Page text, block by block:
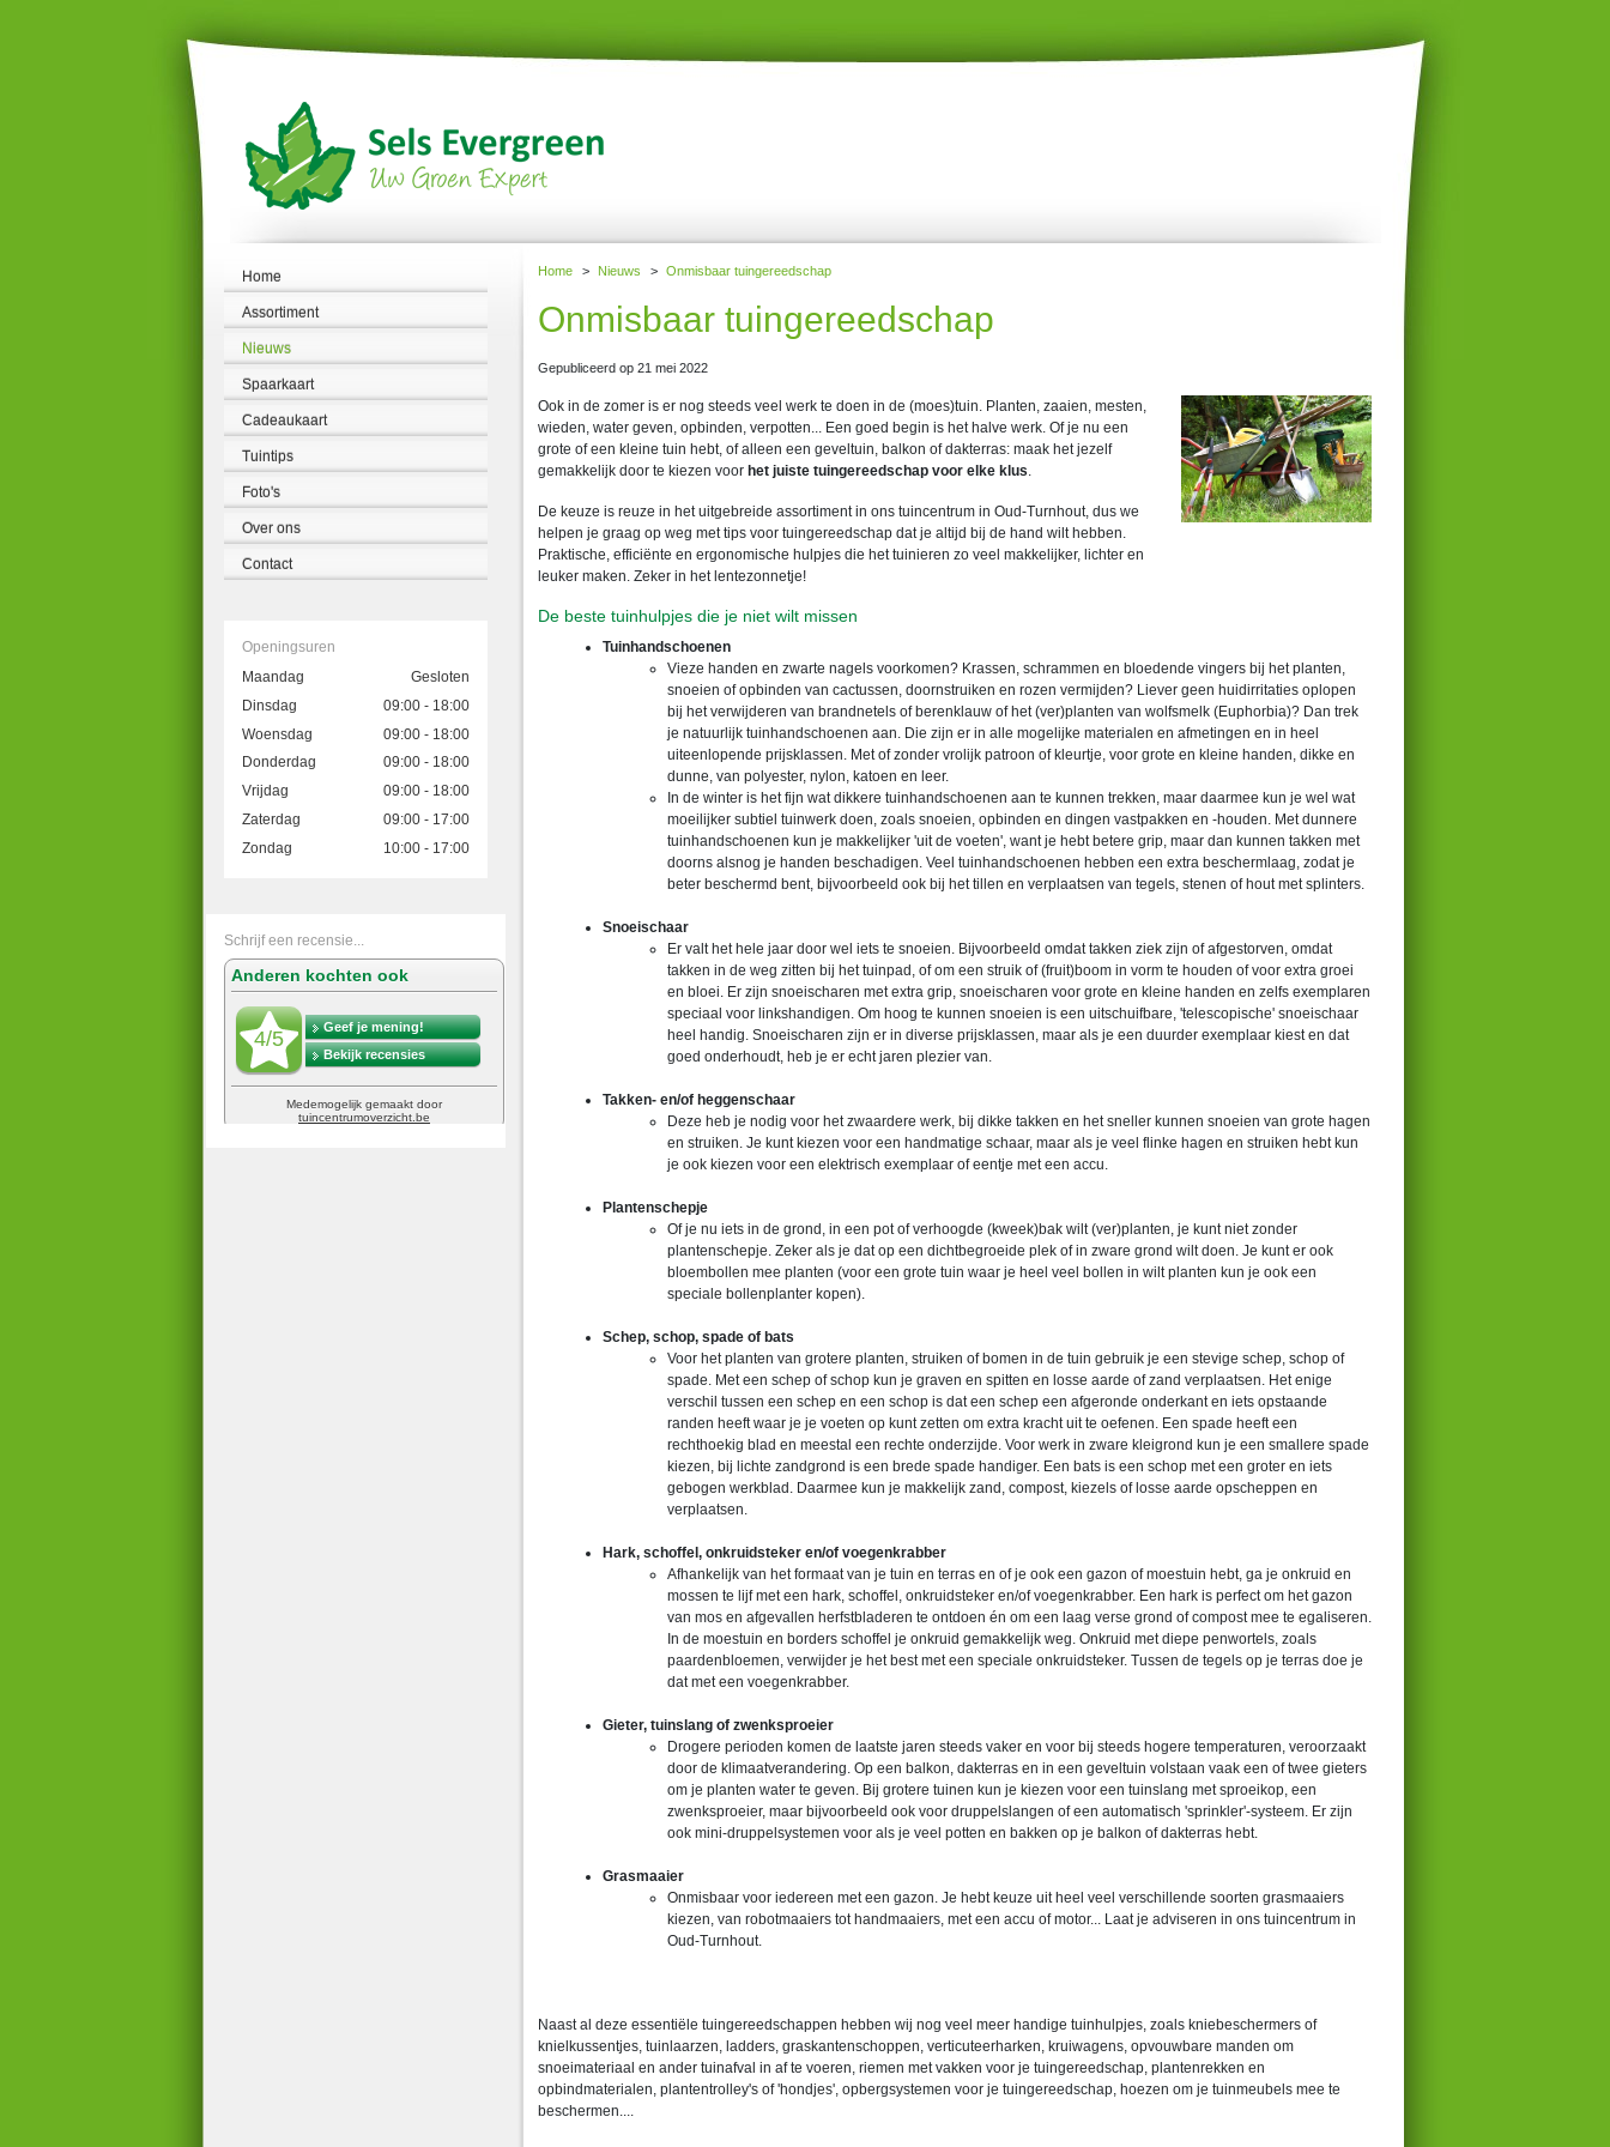
Home > Nieuws > Onmisbaar tuingereedschap
Onmisbaar tuingereedschap
Gepubliceerd op 21 mei 2022
Ook in de zomer is er nog steeds veel werk te doen in de (moes)tuin. Planten, zaaien, mesten,
wieden, water geven, opbinden, verpotten... Een goed begin is het halve werk. Of je nu een
grote of een kleine tuin hebt, of alleen een geveltuin, balkon of dakterras: maak het jezelf
gemakkelijk door te kiezen voor het juiste tuingereedschap voor elke klus.
De keuze is reuze in het uitgebreide assortiment in ons tuincentrum in Oud-Turnhout, dus we
helpen je graag op weg met tips voor tuingereedschap dat je altijd bij de hand wilt hebben.
Praktische, efficiënte en ergonomische hulpjes die het tuinieren zo veel makkelijker, lichter en
leuker maken. Zeker in het lentezonnetje!
De beste tuinhulpjes die je niet wilt missen
Tuinhandschoenen
Vieze handen en zwarte nagels voorkomen? Krassen, schrammen en bloedende vingers bij het planten,
snoeien of opbinden van cactussen, doornstruiken en rozen vermijden? Liever geen huidirritaties oplopen
bij het verwijderen van brandnetels of berenklauw of het (ver)planten van wolfsmelk (Euphorbia)? Dan trek
je natuurlijk tuinhandschoenen aan. Die zijn er in alle mogelijke materialen en afmetingen en in heel
uiteenlopende prijsklassen. Met of zonder vrolijk patroon of kleurtje, voor grote en kleine handen, dikke en
dunne, van polyester, nylon, katoen en leer.
In de winter is het fijn wat dikkere tuinhandschoenen aan te kunnen trekken, maar daarmee kun je wel wat
moeilijker subtiel tuinwerk doen, zoals snoeien, opbinden en dingen vastpakken en -houden. Met dunnere
tuinhandschoenen kun je makkelijker 'uit de voeten', want je hebt betere grip, maar dan kunnen takken met
doorns alsnog je handen beschadigen. Veel tuinhandschoenen hebben een extra beschermlaag, zodat je
beter beschermd bent, bijvoorbeeld ook bij het tillen en verplaatsen van tegels, stenen of hout met splinters.
Snoeischaar
Er valt het hele jaar door wel iets te snoeien. Bijvoorbeeld omdat takken ziek zijn of afgestorven, omdat
takken in de weg zitten bij het tuinpad, of om een struik of (fruit)boom in vorm te houden of voor extra groei
en bloei. Er zijn snoeischaren met extra grip, snoeischaren voor grote en kleine handen en zelfs exemplaren
speciaal voor linkshandigen. Om hoog te kunnen snoeien is een uitschuifbare, 'telescopische' snoeischaar
heel handig. Snoeischaren zijn er in diverse prijsklassen, maar als je een duurder exemplaar kiest en dat
goed onderhoudt, heb je er echt jaren plezier van.
Takken- en/of heggenschaar
Deze heb je nodig voor het zwaardere werk, bij dikke takken en het sneller kunnen snoeien van grote hagen
en struiken. Je kunt kiezen voor een handmatige schaar, maar als je veel flinke hagen en struiken hebt kun
je ook kiezen voor een elektrisch exemplaar of eentje met een accu.
Plantenschepje
Of je nu iets in de grond, in een pot of verhoogde (kweek)bak wilt (ver)planten, je kunt niet zonder
plantenschepje. Zeker als je dat op een dichtbegroeide plek of in zware grond wilt doen. Je kunt er ook
bloembollen mee planten (voor een grote tuin waar je heel veel bollen in wilt planten kun je ook een
speciale bollenplanter kopen).
Schep, schop, spade of bats
Voor het planten van grotere planten, struiken of bomen in de tuin gebruik je een stevige schep, schop of
spade. Met een schep of schop kun je graven en spitten en losse aarde of zand verplaatsen. Het enige
verschil tussen een schep en een schop is dat een schep een afgeronde onderkant en iets opstaande
randen heeft waar je je voeten op kunt zetten om extra kracht uit te oefenen. Een spade heeft een
rechthoekig blad en meestal een rechte onderzijde. Voor werk in zware kleigrond kun je een smallere spade
kiezen, bij lichte zandgrond is een brede spade handiger. Een bats is een schop met een groter en iets
gebogen werkblad. Daarmee kun je makkelijk zand, compost, kiezels of losse aarde opscheppen en
verplaatsen.
Hark, schoffel, onkruidsteker en/of voegenkrabber
Afhankelijk van het formaat van je tuin en terras en of je ook een gazon of moestuin hebt, ga je onkruid en
mossen te lijf met een hark, schoffel, onkruidsteker en/of voegenkrabber. Een hark is perfect om het gazon
van mos en afgevallen herfstbladeren te ontdoen én om een laag verse grond of compost mee te egaliseren.
In de moestuin en borders schoffel je onkruid gemakkelijk weg. Onkruid met diepe penwortels, zoals
paardenbloemen, verwijder je het best met een speciale onkruidsteker. Tussen de tegels op je terras doe je
dat met een voegenkrabber.
Gieter, tuinslang of zwenksproeier
Drogere perioden komen de laatste jaren steeds vaker en voor bij steeds hogere temperaturen, veroorzaakt
door de klimaatverandering. Op een balkon, dakterras en in een geveltuin volstaan vaak een of twee gieters
om je planten water te geven. Bij grotere tuinen kun je kiezen voor een tuinslang met sproeikop, een
zwenksproeier, maar bijvoorbeeld ook voor druppelslangen of een automatisch 'sprinkler'-systeem. Er zijn
ook mini-druppelsystemen voor als je veel potten en bakken op je balkon of dakterras hebt.
Grasmaaier
Onmisbaar voor iedereen met een gazon. Je hebt keuze uit heel veel verschillende soorten grasmaaiers
kiezen, van robotmaaiers tot handmaaiers, met een accu of motor... Laat je adviseren in ons tuincentrum in
Oud-Turnhout.
Naast al deze essentiële tuingereedschappen hebben wij nog veel meer handige tuinhulpjes, zoals kniebeschermers of
knielkussentjes, tuinlaarzen, ladders, graskantenschoppen, verticuteerharken, kruiwagens, opvouwbare manden om
snoeimateriaal en ander tuinafval in af te voeren, riemen met vakken voor je tuingereedschap, plantenrekken en
opbindmaterialen, plantentrolley's of 'hondjes', opbergsystemen voor je tuingereedschap, hoezen om je tuinmeubels mee te
beschermen....
Home
Assortiment
Nieuws
Spaarkaart
Cadeaukaart
Tuintips
Foto's
Over ons
Contact
Openingsuren
Maandag
Gesloten
Dinsdag
09:00 - 18:00
Woensdag
09:00 - 18:00
Donderdag
09:00 - 18:00
Vrijdag
09:00 - 18:00
Zaterdag
09:00 - 17:00
Zondag
10:00 - 17:00
Schrijf een recensie...